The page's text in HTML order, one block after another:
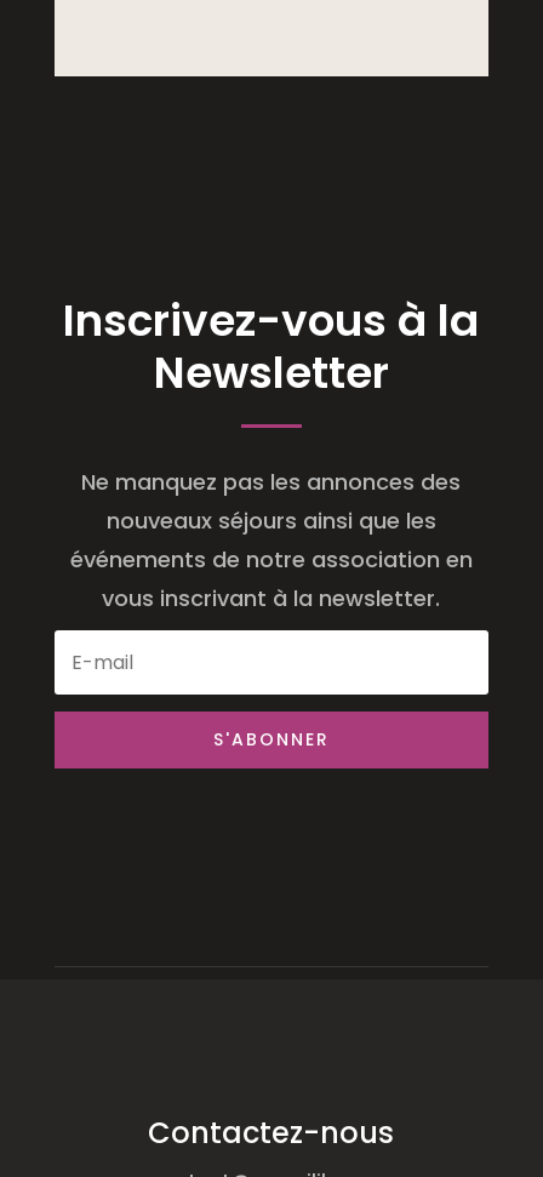
Inscrivez-vous à la
Newsletter
Ne manquez pas les annonces des
nouveaux séjours ainsi que les
événements de notre association en
vous inscrivant à la newsletter.
S'ABONNER
Contactez-nous